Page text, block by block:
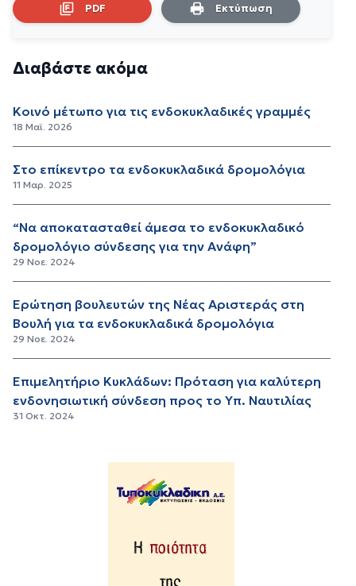
PDF Εκτύπωση
Διαβάστε ακόμα
Κοινό μέτωπο για τις ενδοκυκλαδικές γραμμές
18 Μαϊ. 2026
Στο επίκεντρο τα ενδοκυκλαδικά δρομολόγια
11 Μαρ. 2025
“Να αποκατασταθεί άμεσα το ενδοκυκλαδικό
δρομολόγιο σύνδεσης για την Ανάφη”
29 Νοε. 2024
Ερώτηση βουλευτών της Νέας Αριστεράς στη
Βουλή για τα ενδοκυκλαδικά δρομολόγια
29 Νοε. 2024
Επιμελητήριο Κυκλάδων: Πρόταση για καλύτερη
ενδονησιωτική σύνδεση προς το Υπ. Ναυτιλίας
31 Οκτ. 2024